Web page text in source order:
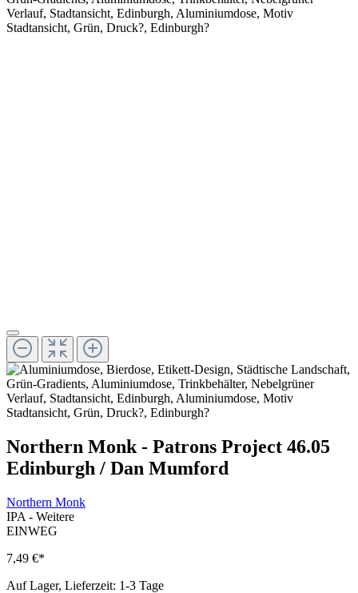
Northern Monk - Patrons Project 46.05
Edinburgh / Dan Mumford
Northern Monk
IPA - Weitere
EINWEG
7,49 €*
Auf Lager, Lieferzeit: 1-3 Tage